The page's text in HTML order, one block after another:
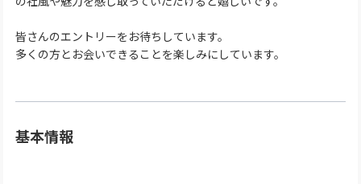
皆さんのエントリーをお待ちしています。
多くの方とお会いできることを楽しみにしています。
基本情報